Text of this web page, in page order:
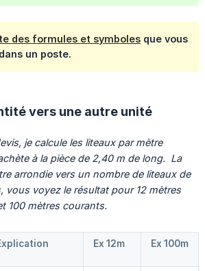
des formules et symboles que vous
un poste.
vers une autre unité
je calcule les liteaux par mètre
à la pièce de 2,40 m de long.  La
arrondie vers un nombre de liteaux de
vous voyez le résultat pour 12 mètres
100 mètres courants.
Ex 12m Ex 100m